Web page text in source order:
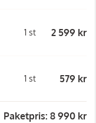
1 st 2 599 kr
1 st 579 kr
Paketpris: 8 990 kr